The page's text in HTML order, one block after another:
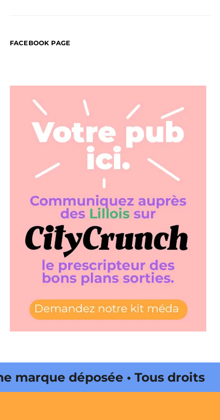
FACEBOOK PAGE
déposée • Tous droits